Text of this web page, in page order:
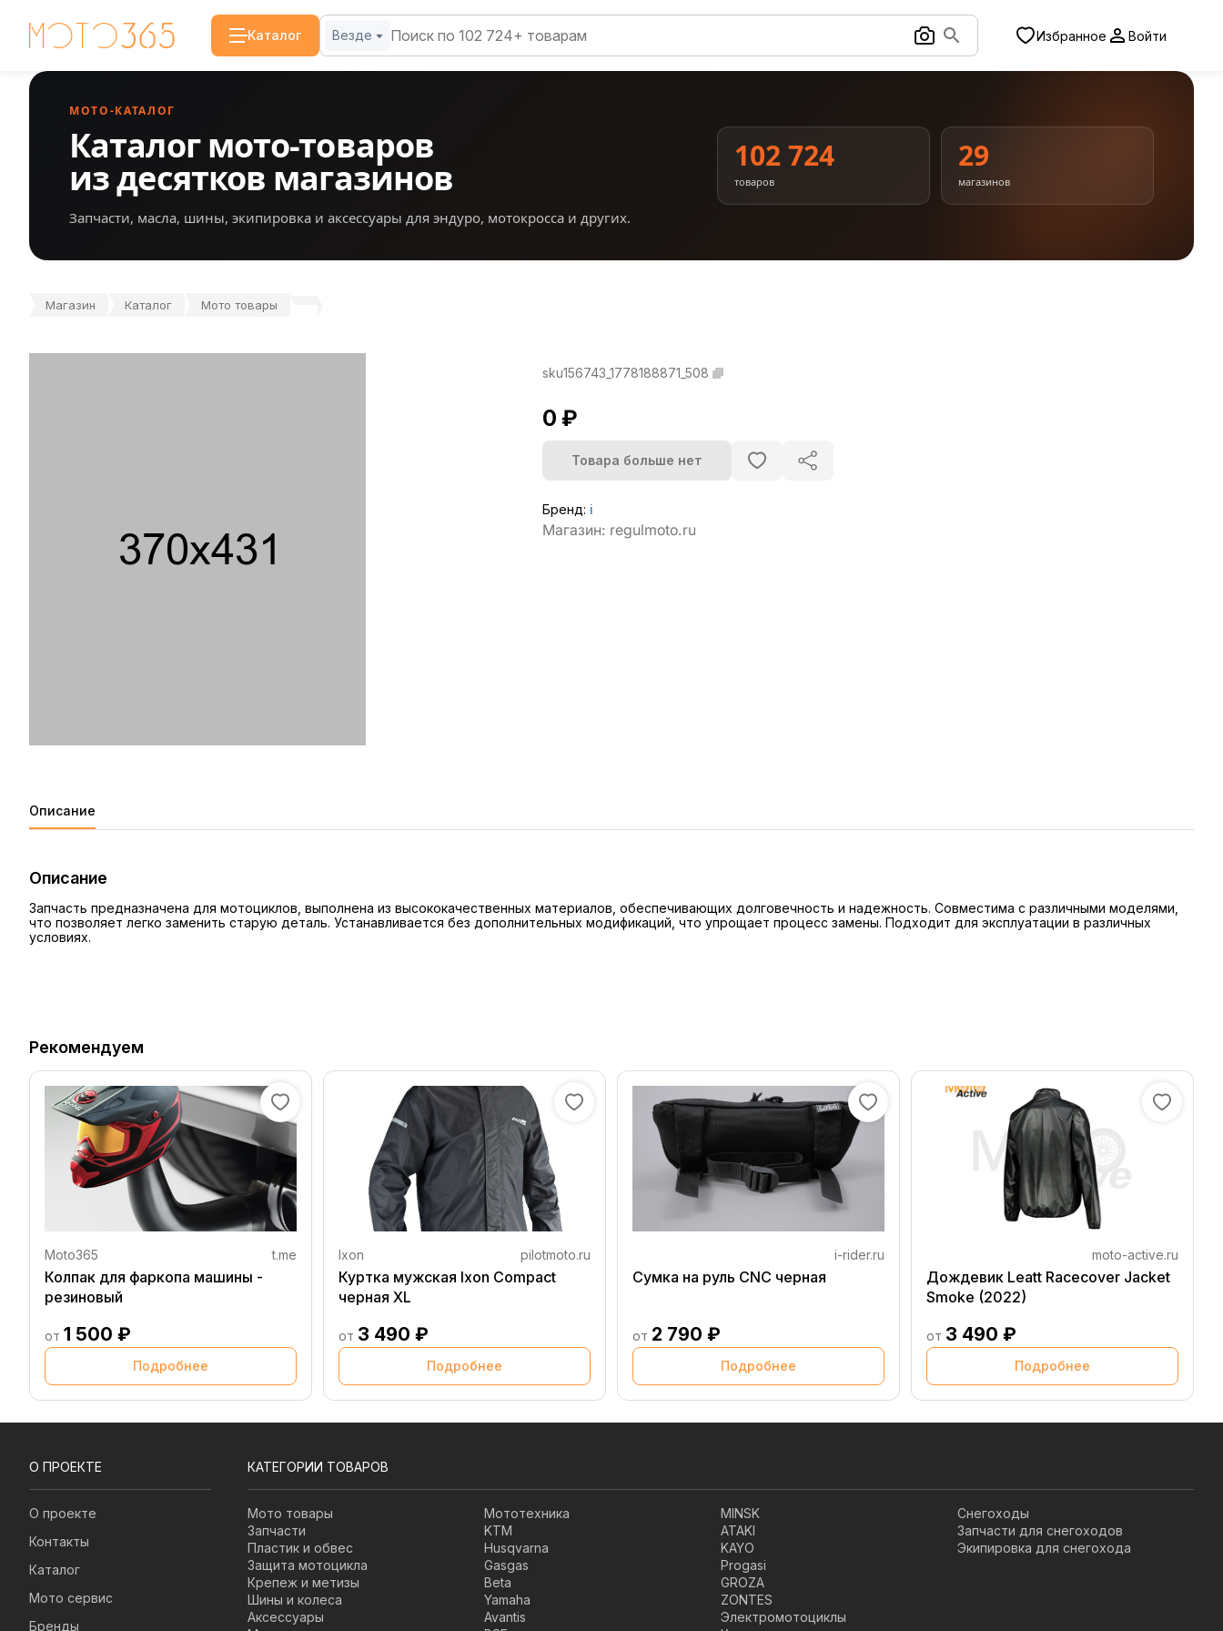
Каталог Везде Избранное Войти
МОТО-КАТАЛОГ
Каталог мото-товаров
из десятков магазинов
Запчасти, масла, шины, экипировка и аксессуары для эндуро, мотокросса и других.
102 724
товаров
29
магазинов
Магазин Каталог Мото товары
sku156743_1778188871_508
0 ₽
Товара больше нет
Бренд: ℹ️
Описание
Описание
Запчасть предназначена для мотоциклов, выполнена из высококачественных материалов, обеспечивающих долговечность и надежность. Совместима с различными моделями,
что позволяет легко заменить старую деталь. Устанавливается без дополнительных модификаций, что упрощает процесс замены. Подходит для эксплуатации в различных
условиях.
Рекомендуем
Moto365 t.me
Колпак для фаркопа машины -
резиновый
от 1 500 ₽
Подробнее
Ixon pilotmoto.ru
Куртка мужская Ixon Compact
черная XL
от 3 490 ₽
Подробнее
i-rider.ru
Сумка на руль CNC черная
от 2 790 ₽
Подробнее
moto-active.ru
Дождевик Leatt Racecover Jacket
Smoke (2022)
от 3 490 ₽
Подробнее
О ПРОЕКТЕ
О проекте
Контакты
Каталог
Мото сервис
Бренды
КАТЕГОРИИ ТОВАРОВ
Мото товары
Запчасти
Пластик и обвес
Защита мотоцикла
Крепеж и метизы
Шины и колеса
Аксессуары
Мототехника
KTM
Husqvarna
Gasgas
Beta
Yamaha
Avantis
MINSK
ATAKI
KAYO
Progasi
GROZA
ZONTES
Электромотоциклы
Снегоходы
Запчасти для снегоходов
Экипировка для снегохода